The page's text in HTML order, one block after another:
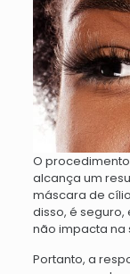
O
alcança um
máscara de
disso, é
não impacta na
Portanto, a